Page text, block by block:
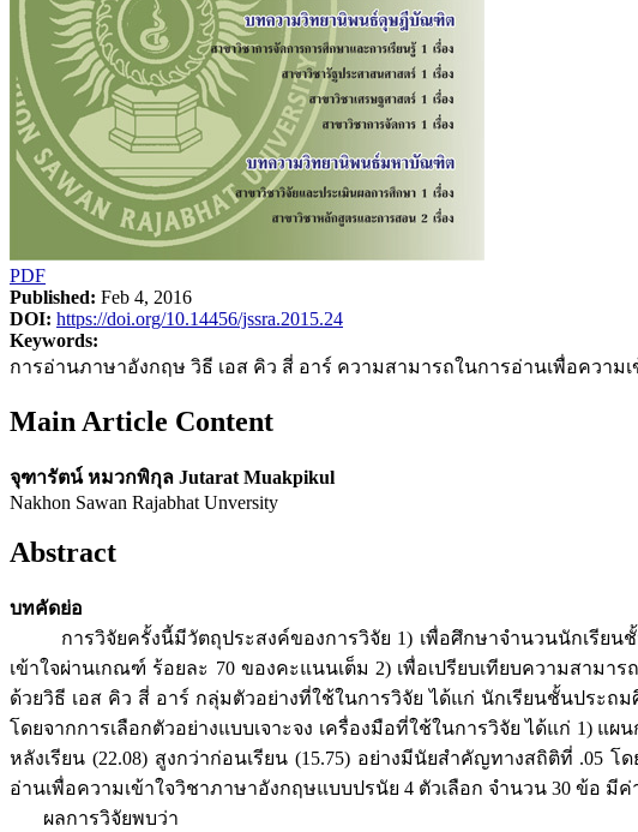
PDF
Published: Feb 4, 2016
DOI: https://doi.org/10.14456/jssra.2015.24
Keywords:
การอ่านภาษาอังกฤษ วิธี เอส คิว สี่ อาร์ ความสามารถในการอ่านเพื่อความเข้า
Main Article Content
จุฑารัตน์ หมวกพิกุล Jutarat Muakpikul
Nakhon Sawan Rajabhat Unversity
Abstract
บทคัดย่อ
การวิจัยครั้งนี้มีวัตถุประสงค์ของการวิจัย 1) เพื่อศึกษาจำนวนนักเรียน
เข้าใจผ่านเกณฑ์ ร้อยละ 70 ของคะแนนเต็ม 2) เพื่อเปรียบเทียบความสาม
ด้วยวิธี เอส คิว สี่ อาร์ กลุ่มตัวอย่างที่ใช้ในการวิจัย ได้แก่ นักเรียนชั้นประ
โดยจากการเลือกตัวอย่างแบบเจาะจง เครื่องมือที่ใช้ในการวิจัย ได้แก่ 1)
หลังเรียน (22.08) สูงกว่าก่อนเรียน (15.75) อย่างมีนัยสำคัญทางสถิติที่
อ่านเพื่อความเข้าใจวิชาภาษาอังกฤษแบบปรนัย 4 ตัวเลือก จำนวน 30 ข้อ มีค่
ผลการวิจัยพบว่า